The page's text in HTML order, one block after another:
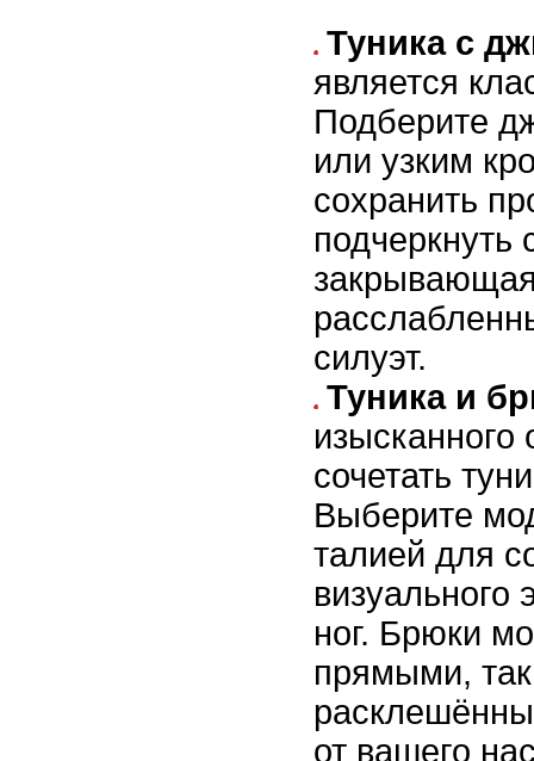
Туника с
является
Подберите
или узким
сохранить
подчеркнуть
силуэт.
Туника и
сочетать
Выберите
талией для
ног. Брюки
прямыми,
от вашего